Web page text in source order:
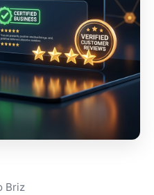
Briz
¿Qué necesitas?
Automatizaciones